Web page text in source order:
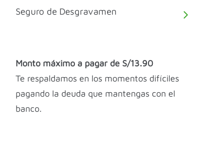
Seguro de Desgravamen
Monto máximo a pagar de S/13.90
Te respaldamos en los momentos difíciles
pagando la deuda que mantengas con el
banco.